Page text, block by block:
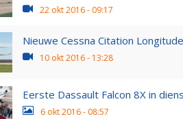
22 okt 2016 - 09:17
Nieuwe Cessna Citation
10 okt 2016 - 13:28
Eerste Dassault Falcon 8X in
6 okt 2016 - 08:57